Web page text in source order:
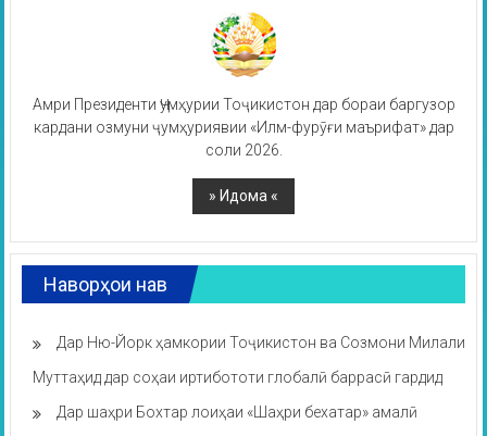
Амри Президенти Ҷумҳурии Тоҷикистон дар бораи баргузор
кардани озмуни ҷумҳуриявии «Илм-фурӯғи маърифат» дар
соли 2026.
Наворҳои нав
Дар Ню-Йорк ҳамкории Тоҷикистон ва Созмони Милали
Муттаҳид дар соҳаи иртибототи глобалӣ баррасӣ гардид
Дар шаҳри Бохтар лоиҳаи «Шаҳри бехатар» амалӣ